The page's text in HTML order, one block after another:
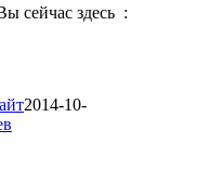
сейчас здесь :
2014-10-